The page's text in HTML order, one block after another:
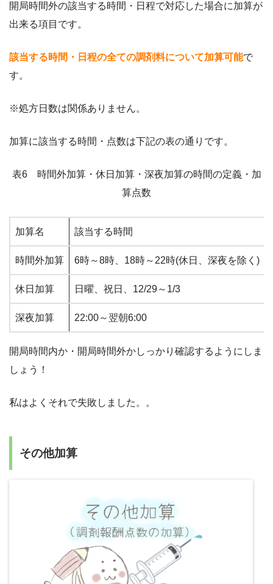
開局時間外の該当する時間・日程で対応した場合に加算が
出来る項目です。
該当する時間・日程の全ての調剤料について加算可能で
す。
※処方日数は関係ありません。
加算に該当する時間・点数は下記の表の通りです。
表6 時間外加算・休日加算・深夜加算の時間の定義・加
算点数
加算名 該当する時間
時間外加算 6時～8時、18時～22時(休日、深夜を除く)
休日加算 日曜、祝日、12/29～1/3
深夜加算 22:00～翌朝6:00
開局時間内か・開局時間外かしっかり確認するようにしま
しょう！
私はよくそれで失敗しました。。
その他加算